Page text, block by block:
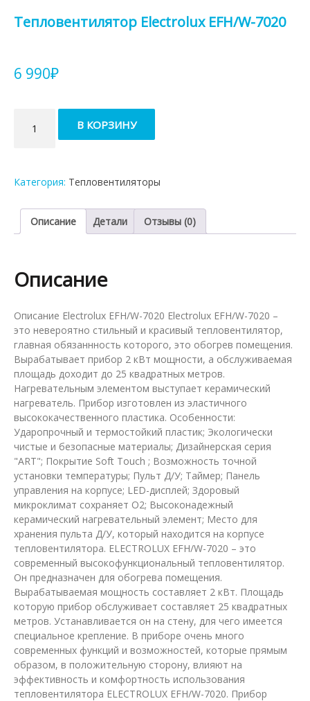
Тепловентилятор Electrolux EFH/W-7020
6 990₽
товара
Тепловентилятор
7020
В КОРЗИНУ
Категория: Тепловентиляторы
Описание Детали Отзывы (0)
Описание
Описание Electrolux EFH/W-7020 Electrolux EFH/W-7020 –
это невероятно стильный и красивый тепловентилятор,
главная обязаннность которого, это обогрев помещения.
Вырабатывает прибор 2 кВт мощности, а обслуживаемая
площадь доходит до 25 квадратных метров.
Нагревательным элементом выступает керамический
нагреватель. Прибор изготовлен из эластичного
высококачественного пластика. Особенности:
Ударопрочный и термостойкий пластик; Экологически
чистые и безопасные материалы; Дизайнерская серия
"ART"; Покрытие Soft Touch ; Возможность точной
установки температуры; Пульт Д/У; Таймер; Панель
управления на корпусе; LED-дисплей; Здоровый
микроклимат сохраняет О2; Высоконадежный
керамический нагревательный элемент; Место для
хранения пульта Д/У, который находится на корпусе
тепловентилятора. ELECTROLUX EFH/W-7020 – это
современный высокофункциональный тепловентилятор.
Он предназначен для обогрева помещения.
Вырабатываемая мощность составляет 2 кВт. Площадь
которую прибор обслуживает составляет 25 квадратных
метров. Устанавливается он на стену, для чего имеется
специальное крепление. В приборе очень много
современных функций и возможностей, которые прямым
образом, в положительную сторону, влияют на
эффективность и комфортность использования
тепловентилятора ELECTROLUX EFH/W-7020. Прибор